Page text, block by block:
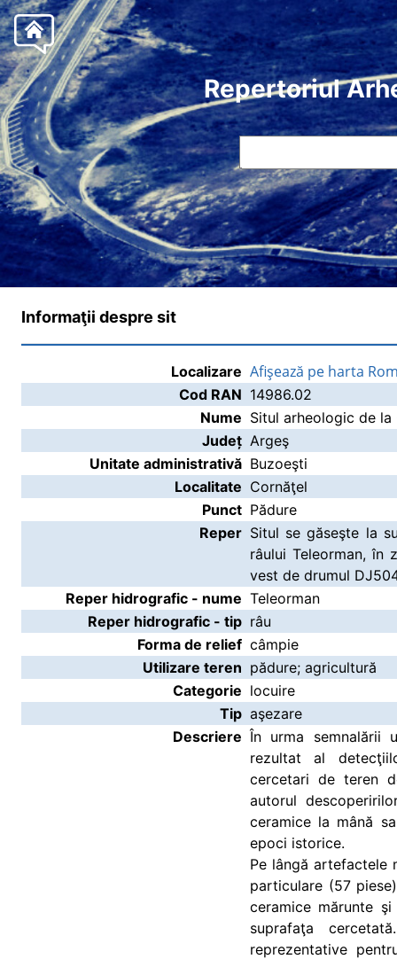
Repertoriul
Informaţii despre sit
Localizare Afişează pe harta
Cod RAN 14986.02
Nume Situl arheologic de
Județ Argeş
Unitate administrativă Buzoeşti
Localitate Cornăţel
Punct Pădure
Reper Situl se găseşte la
râului Teleorman, în
vest de drumul
Reper hidrografic - nume Teleorman
Reper hidrografic - tip râu
Forma de relief câmpie
Utilizare teren pădure; agricultură
Categorie locuire
Tip aşezare
Descriere În urma semnalării
rezultat al
cercetari de teren
autorul
ceramice la mână
epoci istorice.
Pe lângă artefactele
particulare (57
ceramice mărunte
suprafaţa
reprezentative